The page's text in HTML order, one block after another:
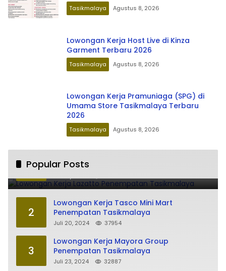
Tasikmalaya Agustus 8, 2026
Lowongan Kerja Host Live di Kinza
Garment Terbaru 2026
Tasikmalaya Agustus 8, 2026
Lowongan Kerja Pramuniaga (SPG) di
Umama Store Tasikmalaya Terbaru
2026
Tasikmalaya Agustus 8, 2026
Popular Posts
1
Tasikmalaya
2
Lowongan Kerja Tasco Mini Mart
Penempatan Tasikmalaya
Juli 20, 2024 37954
3
Lowongan Kerja Mayora Group
Penempatan Tasikmalaya
Juli 23, 2024 32887